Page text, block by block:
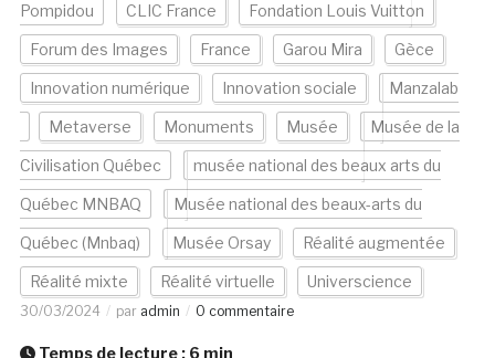
Pompidou CLIC France Fondation Louis Vuitton
Forum des Images France Garou Mira Gèce
Innovation numérique Innovation sociale Manzalab
Metaverse Monuments Musée Musée de la
Civilisation Québec musée national des beaux arts du
Québec MNBAQ Musée national des beaux-arts du
Québec (Mnbaq) Musée Orsay Réalité augmentée
Réalité mixte Réalité virtuelle Universcience
30/03/2024 par admin 0 commentaire
Temps de lecture : 6 min